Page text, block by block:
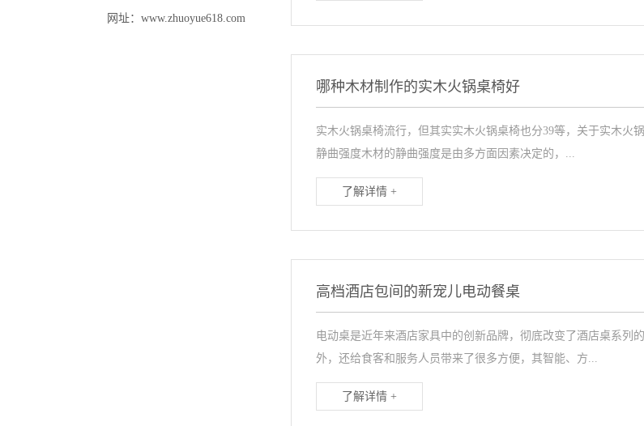
网址：www.zhuoyue618.com
哪种木材制作的实木火锅桌椅好
实木火锅桌椅流行，但其实实木火锅桌椅也分39等，关于实木火
静曲强度木材的静曲强度是由多方面因素决定的，...
了解详情 +
高档酒店包间的新宠儿电动餐桌
电动桌是近年来酒店家具中的创新品牌，彻底改变了酒店桌系列
外，还给食客和服务人员带来了很多方便，其智能、方...
了解详情 +